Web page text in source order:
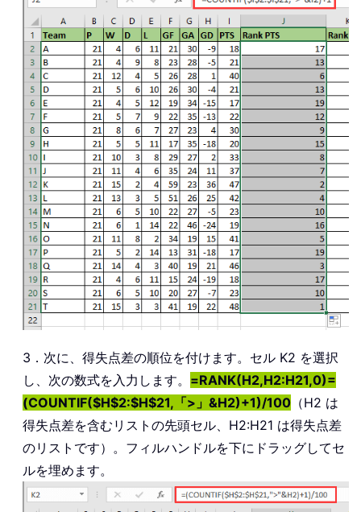
3．次に、得失点差の順位を付けます。セル K2 を選択
し、次の数式を入力します。 =RANK(H2,H2:H21,0)=
(COUNTIF($H$2:$H$21,「>」&H2)+1)/100 （H2 は
得失点差を含むリストの先頭セル、H2:H21 は得失点差
のリストです）。フィルハンドルを下にドラッグしてセ
ルを埋めます。